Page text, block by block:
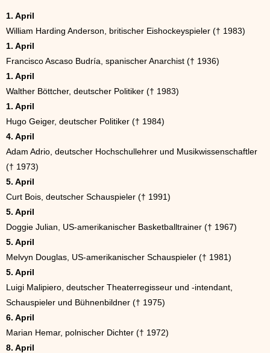
1. April
William Harding Anderson, britischer Eishockeyspieler († 1983)
1. April
Francisco Ascaso Budría, spanischer Anarchist († 1936)
1. April
Walther Böttcher, deutscher Politiker († 1983)
1. April
Hugo Geiger, deutscher Politiker († 1984)
4. April
Adam Adrio, deutscher Hochschullehrer und Musikwissenschaftler
(† 1973)
5. April
Curt Bois, deutscher Schauspieler († 1991)
5. April
Doggie Julian, US-amerikanischer Basketballtrainer († 1967)
5. April
Melvyn Douglas, US-amerikanischer Schauspieler († 1981)
5. April
Luigi Malipiero, deutscher Theaterregisseur und -intendant,
Schauspieler und Bühnenbildner († 1975)
6. April
Marian Hemar, polnischer Dichter († 1972)
8. April